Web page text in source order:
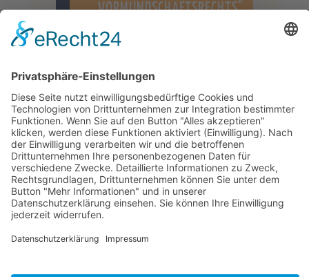
VORMUNDSCHAFTSRECHTS"
VON PETER HOFFMANN
HIER GEHTS ZUR
INTERNETSEITE DES
KINDERSCHUTZBUND
FRANKFURT